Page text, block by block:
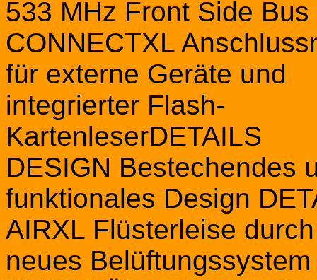
533 MHz Front Side Bus
CONNECTXL
für externe Geräte und
integrierter Flash-
KartenleserDETAILS
DESIGN Bestechendes
funktionales Design
AIRXL Flüsterleise
neues